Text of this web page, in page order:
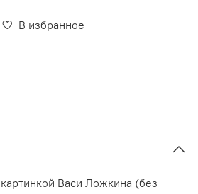
В избранное
Васи Ложкина (без